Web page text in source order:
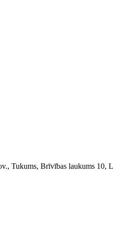
Tukums, Brīvības laukums 10,